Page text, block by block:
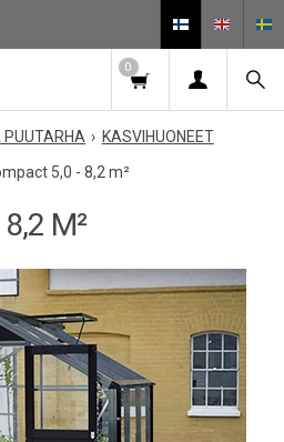
0
PUUTARHA
KASVIHUONEET
5,0 - 8,2 m²
M²